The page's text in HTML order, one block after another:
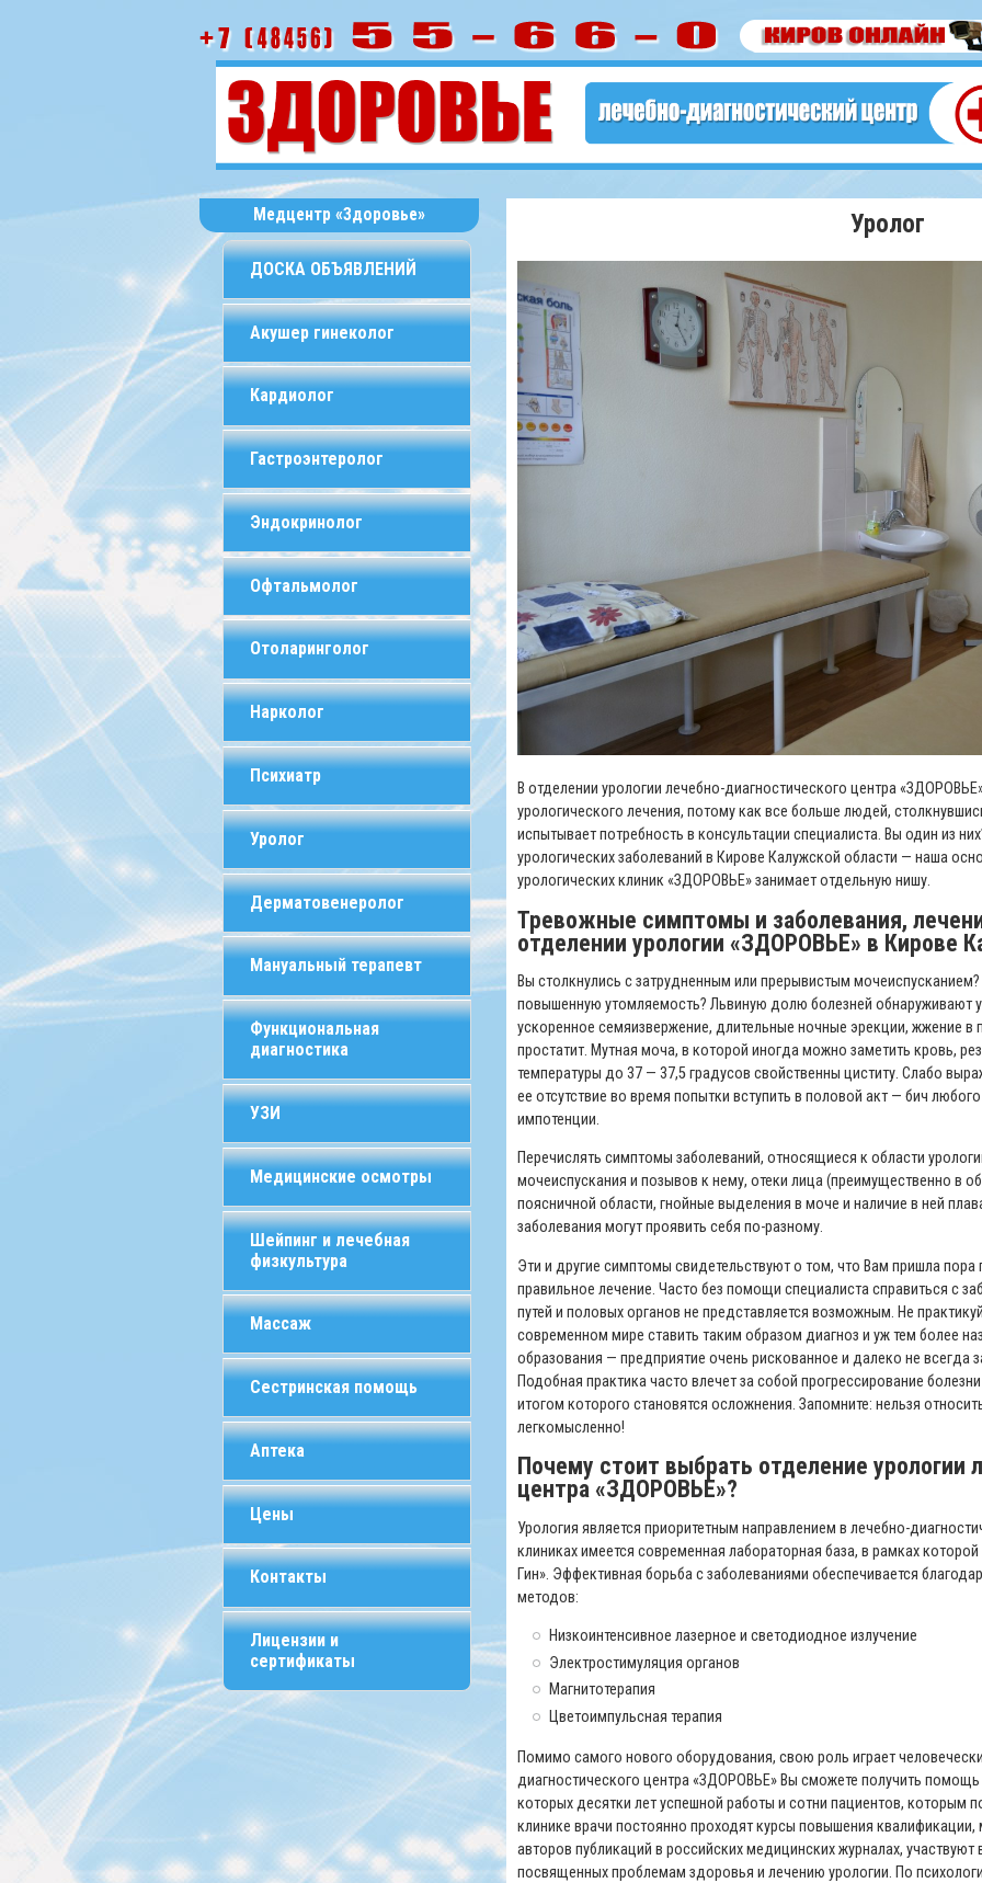
Медцентр «Здоровье»
ДОСКА ОБЪЯВЛЕНИЙ
Акушер гинеколог
Кардиолог
Гастроэнтеролог
Эндокринолог
Офтальмолог
Отоларинголог
Нарколог
Психиатр
Уролог
Дерматовенеролог
Мануальный терапевт
Функциональная
диагностика
УЗИ
Медицинские осмотры
Шейпинг и лечебная
физкультура
Массаж
Сестринская помощь
Аптека
Цены
Контакты
Лицензии и
сертификаты
Уролог
В отделении урологии лечебно-диагностического центра
урологического лечения, потому как все больше людей,
испытывает потребность в консультации специалиста. Вы один из
урологических заболеваний в Кирове Калужской области — наша
урологических клиник «ЗДОРОВЬЕ» занимает отдельную нишу.
Тревожные симптомы и заболевания,
отделении урологии «ЗДОРОВЬЕ» в Кирове
Вы столкнулись с затрудненным или прерывистым
повышенную утомляемость? Львиную долю болезней обнаруживают
ускоренное семяизвержение, длительные ночные эрекции, жжение
простатит. Мутная моча, в которой иногда можно заметить кровь,
температуры до 37 — 37,5 градусов свойственны циститу. Слабо
ее отсутствие во время попытки вступить в половой акт — бич
импотенции.
Перечислять симптомы заболеваний, относящиеся к области
мочеиспускания и позывов к нему, отеки лица (преимущественно в
поясничной области, гнойные выделения в моче и наличие в ней
заболевания могут проявить себя по-разному.
Эти и другие симптомы свидетельствуют о том, что Вам пришла пора
правильное лечение. Часто без помощи специалиста справиться с
путей и половых органов не представляется возможным. Не
современном мире ставить таким образом диагноз и уж тем более
образования — предприятие очень рискованное и далеко не всегда
Подобная практика часто влечет за собой прогрессирование
итогом которого становятся осложнения. Запомните: нельзя
легкомысленно!
Почему стоит выбрать отделение урологии
центра «ЗДОРОВЬЕ»?
Урология является приоритетным направлением в лечебно-
клиниках имеется современная лабораторная база, в рамках
Гин». Эффективная борьба с заболеваниями обеспечивается
методов:
Низкоинтенсивное лазерное и светодиодное излучение
Электростимуляция органов
Магнитотерапия
Цветоимпульсная терапия
Помимо самого нового оборудования, свою роль играет
диагностического центра «ЗДОРОВЬЕ» Вы сможете получить
которых десятки лет успешной работы и сотни пациентов, которым
клинике врачи постоянно проходят курсы повышения квалификации,
авторов публикаций в российских медицинских журналах, участвуют
посвященных проблемам здоровья и лечению урологии. По